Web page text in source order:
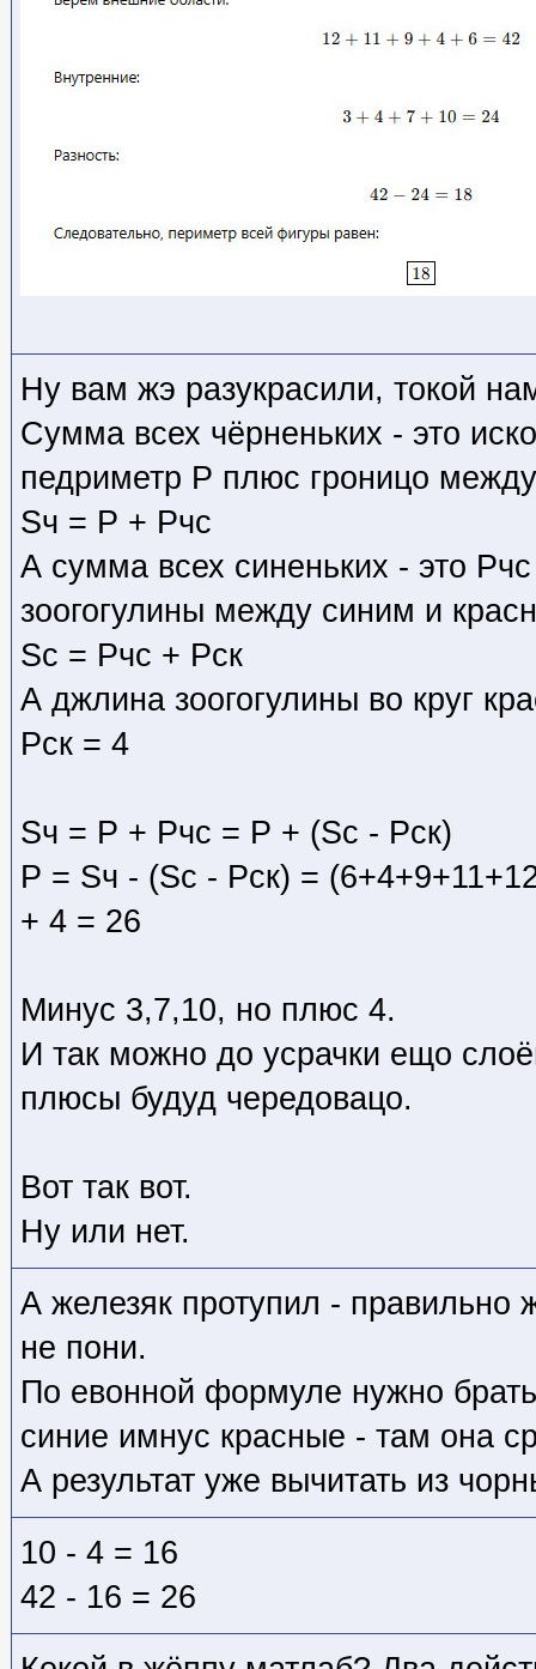
Ну вам жэ разукрасили, токой
Сумма всех чёрненьких - это
педриметр P плюс гроницо
Sч = P + Pчс
А сумма всех синеньких - это
зоогогулины между синим и
Sс = Pчс + Pск
А джлина зоогогулины во круг
Pск = 4
Sч = P + Pчс = P + (Sс - Pск)
P = Sч - (Sс - Pск) =
+ 4 = 26
Минус 3,7,10, но плюс 4.
И так можно до усрачки ещо
плюсы будуд чередовацо.
Вот так вот.
Ну или нет.
А железяк протупил - правильно
не пони.
По евонной формуле нужно
синие имнус красные - там она
А результат уже вычитать из
10 - 4 = 16
42 - 16 = 26